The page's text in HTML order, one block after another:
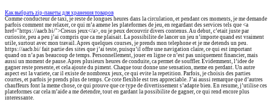
Как выбрать zip-пакеты для хранения товаров
Comme conducteur de taxi, je reste de longues heures dans la circulation, et pendant ces moments, je me demande
parfois comment me relaxer, ce qui m’a amene les plateformes de jeu, en regardant des services tels que <a
href="https://aacb.bi/">Cresus jeux</a>, ou je peux decouvrir divers contenus. Au debut, c’etait juste par
curiosite, peu a peu j’ai compris que ca me plaisait. La possibilite de lancer un jeu n’importe quand est vraiment
utile, surtout avec mon travail. Apres quelques courses, je prends mon telephone et je me detends un peu.
https://aacb.bi/ fait partie des sites que j’ai teste, puisqu’il offre une navigation claire, ce qui est important
quand on n’a pas beaucoup de temps. Personnellement, jouer en ligne ce n’est pas uniquement financier, mais
aussi un moment de pause. Apres plusieurs heures de conduite, ca permet de souffler. Evidemment, l’idee de
gagner reste presente, et cela ajoute du piment. Chaque tour donne une sensation, meme en perdant. Un autre
aspect est la variete, car il existe de nombreux jeux, ce qui evite la repetition. Parfois, je choisis des parties
courtes, et parfois je prends plus de temps. Ce cote flexible est tres appreciable. J’ai aussi remarque que d’autres
chauffeurs font la meme chose, ce qui prouve que ce type de divertissement s’adapte bien. En resume, j’utilise ces
plateformes car cela m’aide a me detendre, tout en gardant la possibilite de gagner, ce qui rend encore plus
interessante.